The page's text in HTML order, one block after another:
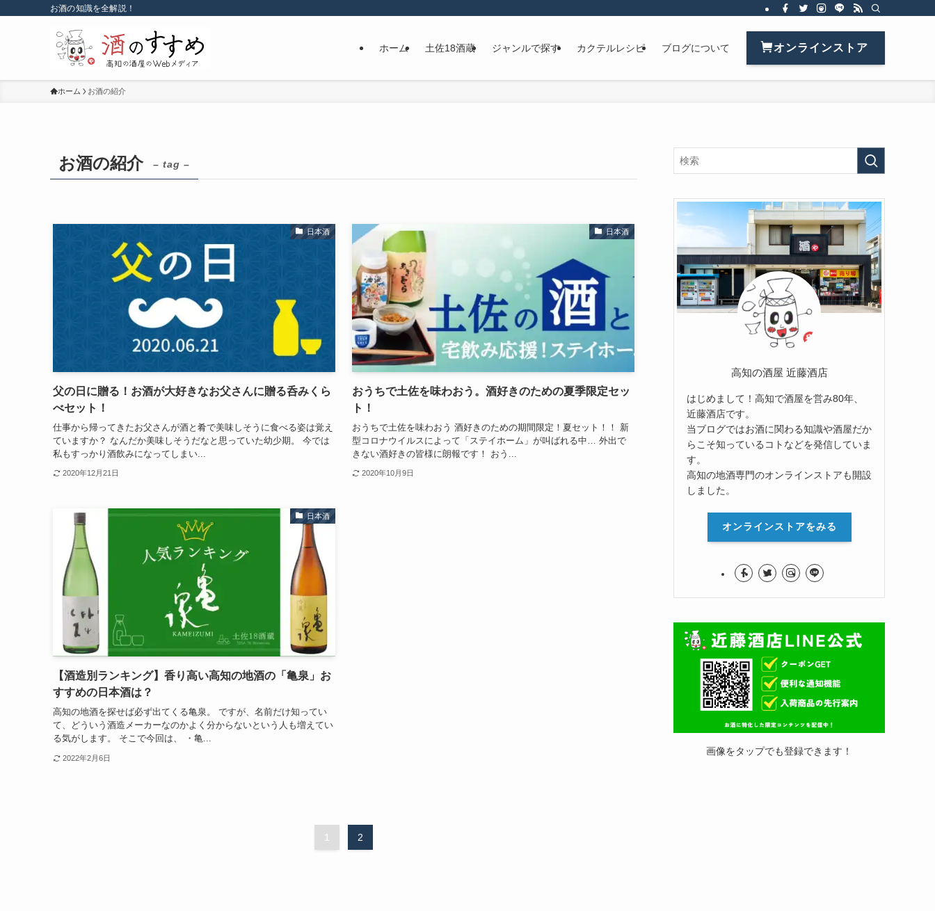
お酒の知識を全解説！
ホーム 土佐18酒蔵 ジャンルで探す カクテルレシピ ブログについて オンラインストア
ホーム お酒の紹介
お酒の紹介 – tag –
日本酒
父の日に贈る！お酒が大好きなお父さんに贈る呑みくら
べセット！
仕事から帰ってきたお父さんが酒と肴で美味しそうに食べる姿は覚え
ていますか？ なんだか美味しそうだなと思っていた幼少期。 今では
私もすっかり酒飲みになってしまい...
2020年12月21日
日本酒
おうちで土佐を味わおう。酒好きのための夏季限定セッ
ト！
おうちで土佐を味わおう 酒好きのための期間限定！夏セット！！ 新
型コロナウイルスによって「ステイホーム」が叫ばれる中… 外出で
きない酒好きの皆様に朗報です！ おう...
2020年10月9日
日本酒
【酒造別ランキング】香り高い高知の地酒の「亀泉」お
すすめの日本酒は？
高知の地酒を探せば必ず出てくる亀泉。 ですが、名前だけ知ってい
て、どういう酒造メーカーなのかよく分からないという人も増えてい
る気がします。 そこで今回は、 ・亀...
2022年2月6日
1 2
高知の酒屋 近藤酒店
はじめまして！高知で酒屋を営み80年、
近藤酒店です。
当ブログではお酒に関わる知識や酒屋だか
らこそ知っているコトなどを発信していま
す。
高知の地酒専門のオンラインストアも開設
しました。
オンラインストアをみる
画像をタップでも登録できます！